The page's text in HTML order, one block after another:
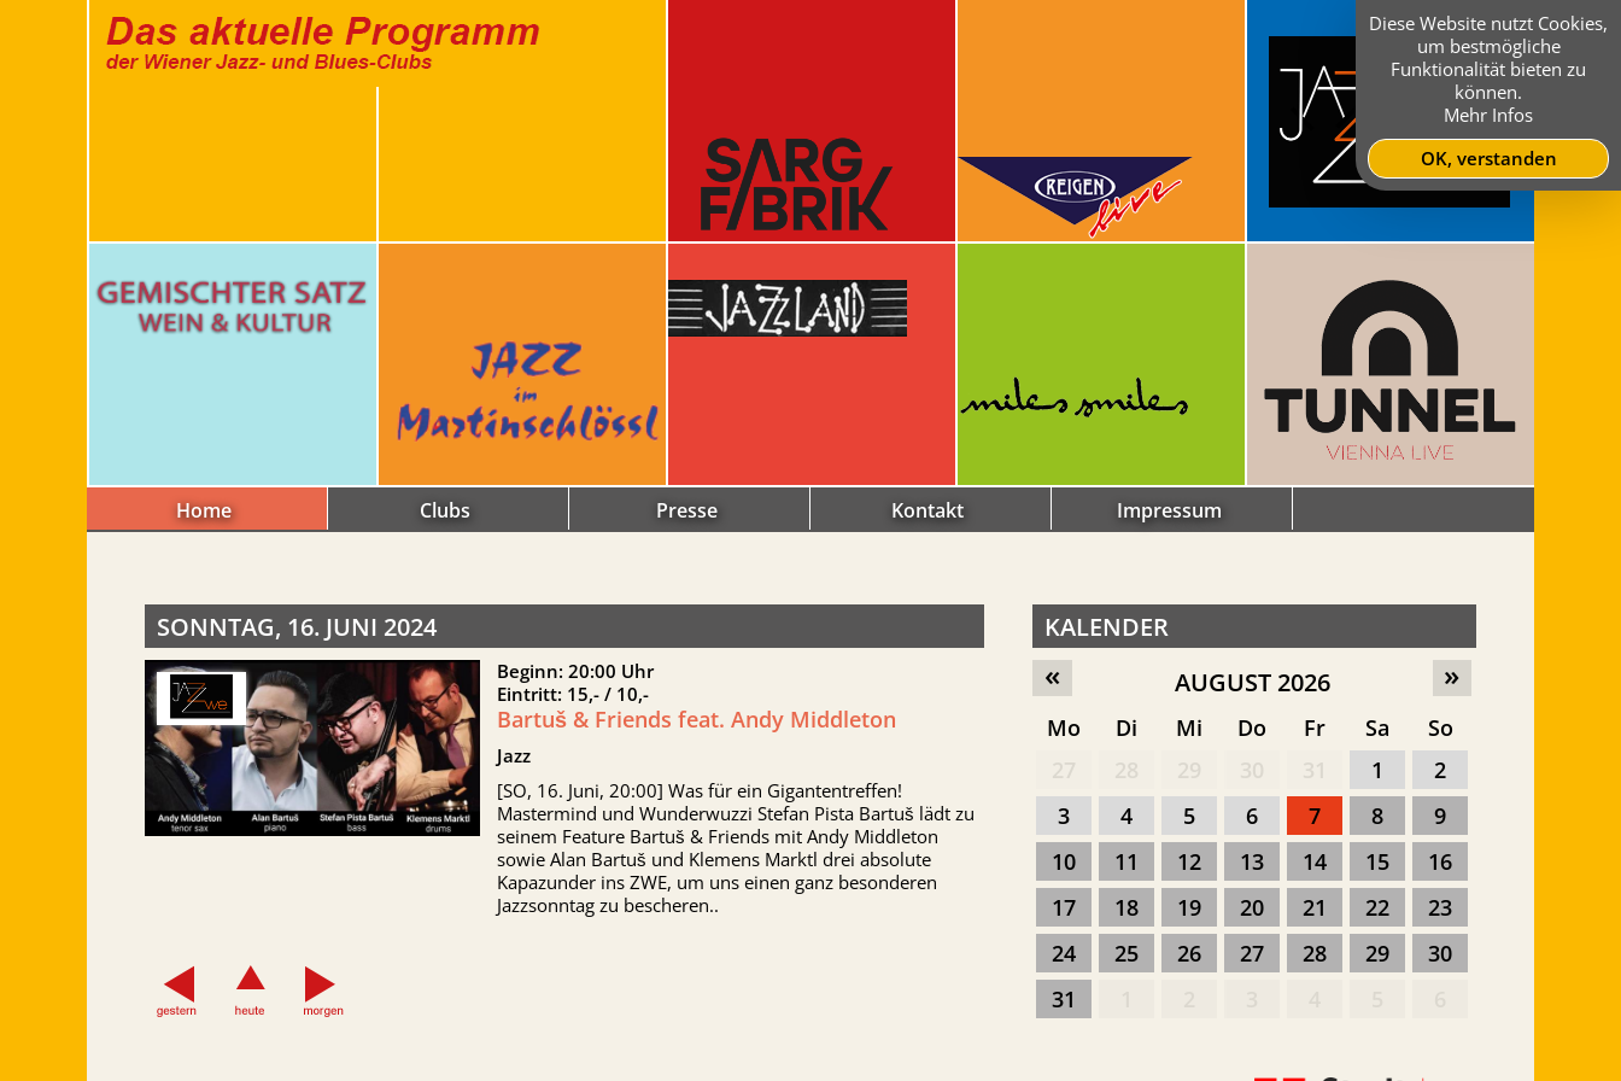
Home Clubs Presse Kontakt Impressum
SONNTAG, 16. JUNI 2024
Beginn: 20:00 Uhr
Eintritt: 15,- / 10,-
Bartuš & Friends feat. Andy Middleton
Jazz
[SO, 16. Juni, 20:00] Was für ein Gigantentreffen!
Mastermind und Wunderwuzzi Stefan Pista Bartuš lädt zu
seinem Feature Bartuš & Friends mit Andy Middleton
sowie Alan Bartuš und Klemens Marktl drei absolute
Kapazunder ins ZWE, um uns einen ganz besonderen
Jazzsonntag zu bescheren..
KALENDER
»
« AUGUST 2026
Mo Di Mi Do Fr Sa
So
1
2
3
4 5 6 7 8
9
10
11 12 13 14 15
16
17
18 19 20 21 22
23
24
25 26 27 28 29
30
31
Diese Website nutzt Cookies,
um bestmögliche
Funktionalität bieten zu
können.
Mehr Infos
OK, verstanden